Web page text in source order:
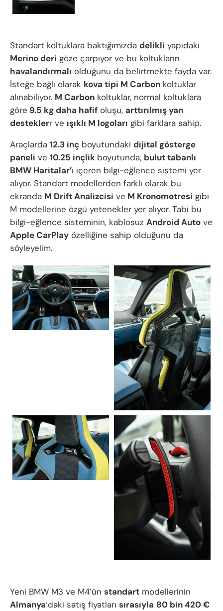
Standart koltuklara baktığımızda delikli yapıdaki
Merino deri göze çarpıyor ve bu koltukların
havalandırmalı olduğunu da belirtmekte fayda var.
İsteğe bağlı olarak kova tipi M Carbon koltuklar
alınabiliyor. M Carbon koltuklar, normal koltuklara
göre 9.5 kg daha hafif oluşu, arttırılmış yan
desteklerr ve ışıklı M logoları gibi farklara sahip.
Araçlarda 12.3 inç boyutundaki dijital gösterge
paneli ve 10.25 inçlik boyutunda, bulut tabanlı
BMW Haritalar’ı içeren bilgi-eğlence sistemi yer
alıyor. Standart modellerden farklı olarak bu
ekranda M Drift Analizcisi ve M Kronomotresi gibi
M modellerine özgü yetenekler yer alıyor. Tabi bu
bilgi-eğlence sisteminin, kablosuz Android Auto ve
Apple CarPlay özelliğine sahip olduğunu da
söyleyelim.
Yeni BMW M3 ve M4’ün standart modellerinin
Almanya‘daki satış fiyatları sırasıyla 80 bin 420 €